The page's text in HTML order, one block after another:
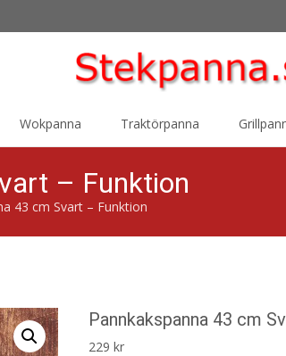
Wokpanna Traktörpanna
– Funktion
43 cm Svart – Funktion
Pannkakspanna 43 cm
229kr